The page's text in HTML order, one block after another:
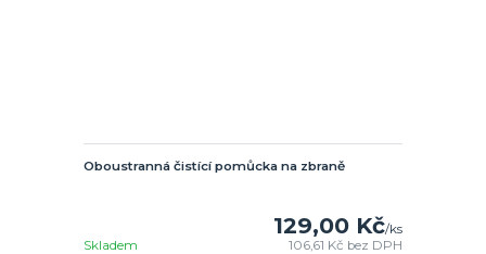
Oboustranná čistící pomůcka na zbraně
129,00 Kč/ks
106,61 Kč bez DPH
Skladem